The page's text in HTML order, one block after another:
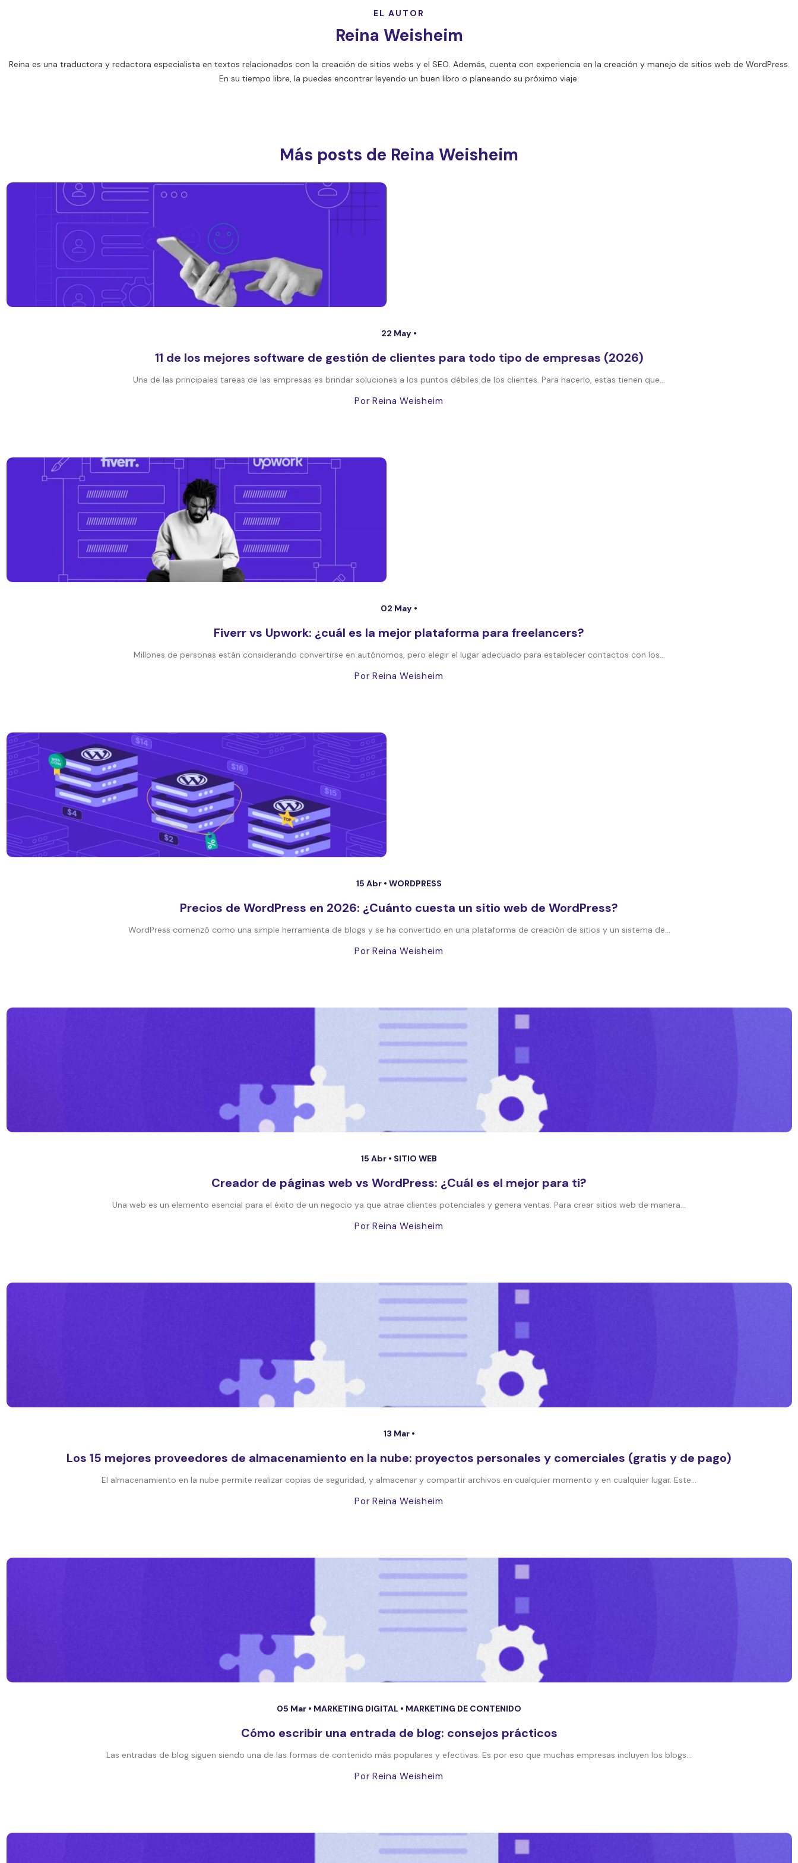
EL AUTOR
Reina Weisheim
Reina es una traductora y redactora especialista en textos relacionados con la creación de sitios webs y el SEO. Además, cuenta con experiencia en la creación y manejo de sitios web de WordPress.
En su tiempo libre, la puedes encontrar leyendo un buen libro o planeando su próximo viaje.
Más posts de Reina Weisheim
22 May •
11 de los mejores software de gestión de clientes para todo tipo de empresas (2026)
Una de las principales tareas de las empresas es brindar soluciones a los puntos débiles de los clientes. Para hacerlo, estas tienen que...
Por Reina Weisheim
02 May •
Fiverr vs Upwork: ¿cuál es la mejor plataforma para freelancers?
Millones de personas están considerando convertirse en autónomos, pero elegir el lugar adecuado para establecer contactos con los...
Por Reina Weisheim
15 Abr • WORDPRESS
Precios de WordPress en 2026: ¿Cuánto cuesta un sitio web de WordPress?
WordPress comenzó como una simple herramienta de blogs y se ha convertido en una plataforma de creación de sitios y un sistema de...
Por Reina Weisheim
15 Abr • SITIO WEB
Creador de páginas web vs WordPress: ¿Cuál es el mejor para ti?
Una web es un elemento esencial para el éxito de un negocio ya que atrae clientes potenciales y genera ventas. Para crear sitios web de manera...
Por Reina Weisheim
13 Mar •
Los 15 mejores proveedores de almacenamiento en la nube: proyectos personales y comerciales (gratis y de pago)
El almacenamiento en la nube permite realizar copias de seguridad, y almacenar y compartir archivos en cualquier momento y en cualquier lugar. Este...
Por Reina Weisheim
05 Mar • MARKETING DIGITAL • MARKETING DE CONTENIDO
Cómo escribir una entrada de blog: consejos prácticos
Las entradas de blog siguen siendo una de las formas de contenido más populares y efectivas. Es por eso que muchas empresas incluyen los blogs...
Por Reina Weisheim